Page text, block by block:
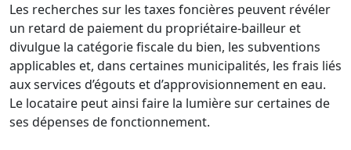
Les recherches sur les taxes foncières peuvent révéler
un retard de paiement du propriétaire-bailleur et
divulgue la catégorie fiscale du bien, les subventions
applicables et, dans certaines municipalités, les frais liés
aux services d’égouts et d’approvisionnement en eau.
Le locataire peut ainsi faire la lumière sur certaines de
ses dépenses de fonctionnement.